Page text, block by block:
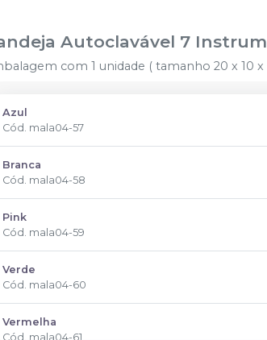
Autoclavável 7
com 1 unidade ( tamanho 20 x 10 x
Azul
Cód. mala04-57
Branca
Cód. mala04-58
Pink
Cód. mala04-59
Verde
Cód. mala04-60
Vermelha
Cód. mala04-61